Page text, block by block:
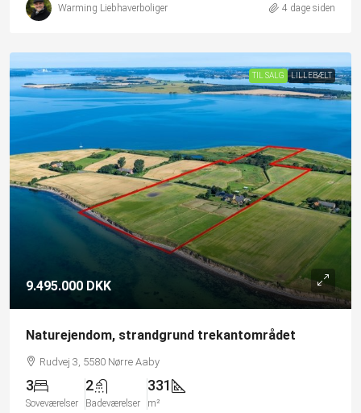
Warming Liebhaverboliger 4 dage siden
TIL SALG LILLEBÆLT
9.495.000 DKK
Naturejendom, strandgrund trekantområdet
Rudvej 3, 5580 Nørre Aaby
3
Soveværelser
2
Badeværelser
331
m²